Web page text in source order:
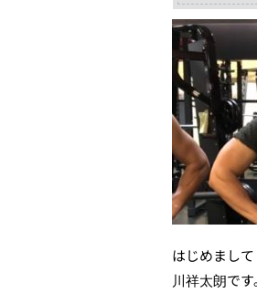
はじめまし
川祥太朗で